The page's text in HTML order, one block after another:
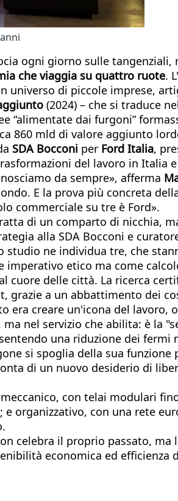
ogni giorno sulle
che viaggia su quattro ruote.
universo di piccole imprese,
(2024) – che si traduce
dai furgoni”
860 mld di valore aggiunto
SDA Bocconi per Ford Italia,
del lavoro in Italia
da sempre», afferma
E la prova più concreta
commerciale su tre è Ford».
di un comparto di nicchia,
alla SDA Bocconi e
ne individua tre, che
imperativo etico ma come
delle città. La ricerca
grazie a un abbattimento dei
era creare un'icona del
nel servizio che abilita: è la
una riduzione dei fermi
si spoglia della sua
di un nuovo desiderio di
con telai modulari
organizzativo, con una rete
celebra il proprio passato,
economica ed